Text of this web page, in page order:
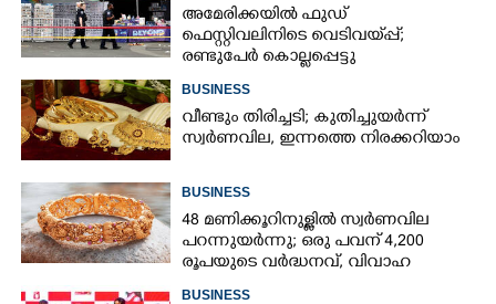
അമേരിക്കയിൽ ഫുഡ്
ഫെസ്റ്റിവലിനിടെ വെടിവയ്‌പ്പ്;
രണ്ടുപേർ കൊല്ലപ്പെട്ടു
BUSINESS
വീണ്ടും തിരിച്ചടി; കുതിച്ചുയർന്ന്
സ്വർണവില, ഇന്നത്തെ നിരക്കറിയാം
BUSINESS
48 മണിക്കൂറിനുള്ളിൽ സ്വർണവില
പറന്നുയർന്നു; ഒരു പവന് 4,200
രൂപയുടെ വർദ്ധനവ്, വിവാഹ
BUSINESS